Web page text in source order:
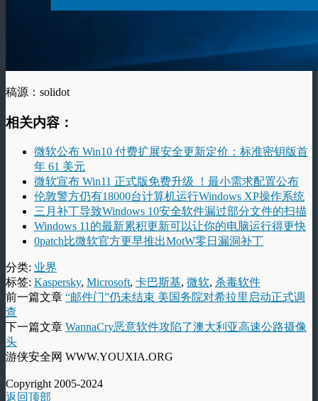
稿源：solidot
相关内容：
微软公布 Win10 付费扩展安全更新定价：标准密钥版首
年 61 美元
微软宣布 Win11 正式版免费升级 ！最小需求配置公布
伦敦警方仍有18000台计算机运行Windows XP操作系统
三月补丁导致Windows 10安全软件漏过部分文件的扫描
Windows 11的最新累积更新可以让你的电脑运行得更快
0patch比微软官方更早推出MotW零日漏洞补丁
分类: 业界
标签: Kaspersky, Microsoft, 卡巴斯基, 微软, 杀毒软件
前一篇文章 “邮件门”仍未结束 美国务院对希拉里启动正式调
查
下一篇文章 WannaCry恶意软件攻陷了澳大利亚高速公路摄像
头
游侠安全网 WWW.YOUXIA.ORG
Copyright 2005-2024
返回顶部